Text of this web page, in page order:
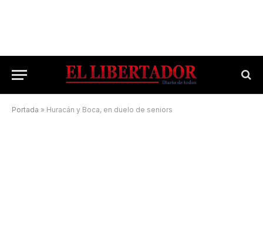
Portada » Huracán y Boca, en duelo de seniors